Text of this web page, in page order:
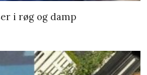
i røg og damp